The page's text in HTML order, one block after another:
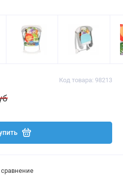
Код товара: 98213
сравнение